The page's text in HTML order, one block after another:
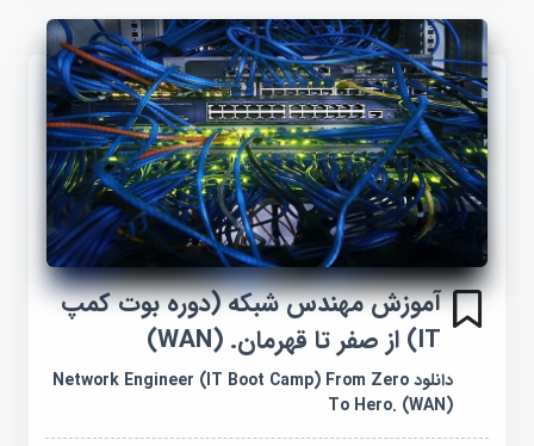
آموزش مهندس شبکه (دوره بوت کمپ
IT) از صفر تا قهرمان. (WAN)
دانلود Network Engineer (IT Boot Camp) From Zero
To Hero. (WAN)